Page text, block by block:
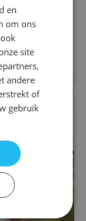
lichaam
en
om ons
site
andere
of
gebruik